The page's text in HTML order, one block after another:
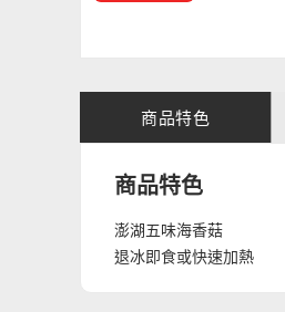
商品特色
商品特色
澎湖五味海香菇
退冰即食或快速加熱